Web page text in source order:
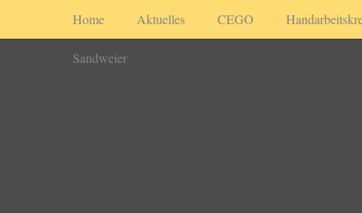
Home Aktuelles CEGO
Sandweier